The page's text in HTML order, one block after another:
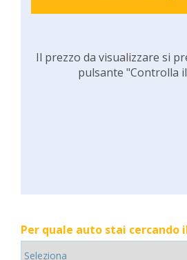
Il prezzo da visualizzare si
pulsante "Controlla
Per quale auto stai cercando